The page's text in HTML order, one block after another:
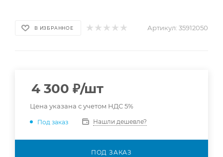
В ИЗБРАННОЕ Артикул: 35912050
4 300 ₽/шт
Цена указана с учетом НДС 5%
Под заказ Нашли дешевле?
ПОД ЗАКАЗ